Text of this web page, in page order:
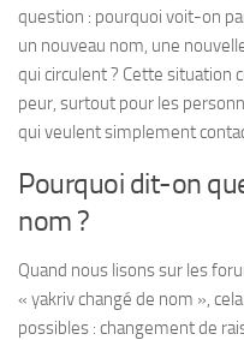
question : pourquoi voit-on
un nouveau nom, une
qui circulent ? Cette situation
peur, surtout pour les
qui veulent simplement
Pourquoi dit-on
nom ?
Quand nous lisons sur les
« yakriv changé de nom »,
possibles : changement de